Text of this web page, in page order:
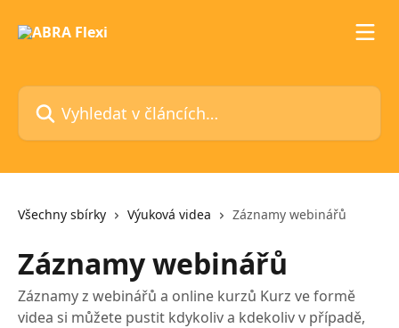
Vyhledat v článcích…
Všechny sbírky Výuková videa Záznamy webinářů
Záznamy webinářů
Záznamy z webinářů a online kurzů Kurz ve formě
videa si můžete pustit kdykoliv a kdekoliv v případě,